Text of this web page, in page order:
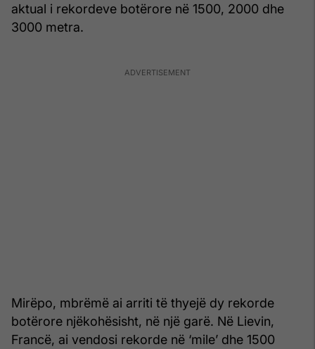
aktual i rekordeve botërore në 1500, 2000 dhe
3000 metra.
Mirëpo, mbrëmë ai arriti të thyejë dy rekorde
botërore njëkohësisht, në një garë. Në Lievin,
Francë, ai vendosi rekorde në ‘mile’ dhe 1500